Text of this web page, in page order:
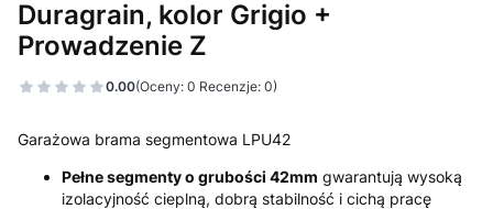
Duragrain, kolor Grigio +
Prowadzenie Z
0.00(Oceny: 0 Recenzje: 0)
Garażowa brama segmentowa LPU42
Pełne segmenty o grubości 42mm gwarantują wysoką
izolacyjność cieplną, dobrą stabilność i cichą pracę